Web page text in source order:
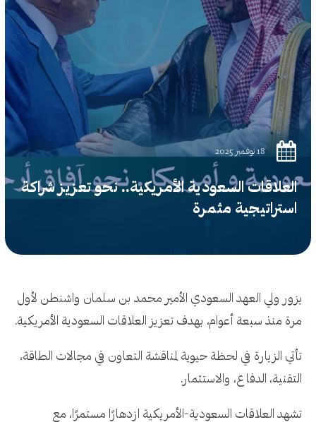
18 نوفمبر 2025
العلاقات السعودية الأمريكية.. نحو تعزيز شراكة
استراتيجية مثمرة
يزور ولي العهد السعودي الأمير محمد بن سلمان واشنطن لأول
مرة منذ سبعة أعوام، بهدف تعزيز العلاقات السعودية الأمريكية.
تأتي الزيارة في لحظة حيوية لمناقشة التعاون في مجالات الطاقة،
التقنية، الدفاع، والاستثمار.
تشهد العلاقات السعودية-الأمريكية ازدهارًا مستمرًا، مع